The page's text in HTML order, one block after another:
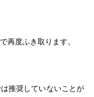
再度ふき取ります。
推奨していないことが